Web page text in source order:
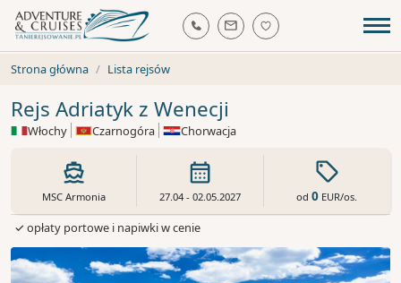
Strona główna Lista rejsów
Rejs Adriatyk z Wenecji
Włochy Czarnogóra Chorwacja
MSC Armonia 27.04 - 02.05.2027 od0 EUR/os.
✓ opłaty portowe i napiwki w cenie